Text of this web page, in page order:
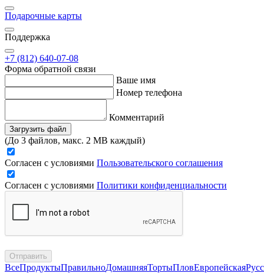
Подарочные карты
Поддержка
+7 (812) 640-07-08
Форма обратной связи
Ваше имя
Номер телефона
Комментарий
Загрузить файл
(До 3 файлов, макс. 2 MB каждый)
Согласен с условиями Пользовательского соглашения
Согласен с условиями Политики конфиденциальности
Отправить
ВсеПродуктыПравильноДомашняяТортыПловЕвропейская